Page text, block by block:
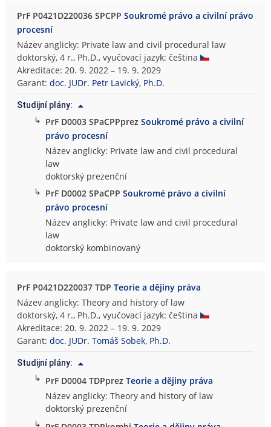
PrF P0421D220036 SPCPPSoukromé právo a civilní právo
procesní
Název anglicky: Private law and civil procedural law
doktorský, 4 r., Ph.D., vyučovací jazyk: čeština
Akreditace: 20. 9. 2022 – 19. 9. 2029
Garant:doc. JUDr. Petr Lavický, Ph.D.
Studijní plány:
↳ PrF D0003 SPaCPPprezSoukromé právo a civilní
právo procesní
Název anglicky: Private law and civil procedural
law
doktorský prezenční
↳ PrF D0002 SPaCPPSoukromé právo a civilní
právo procesní
Název anglicky: Private law and civil procedural
law
doktorský kombinovaný
PrF P0421D220037 TDPTeorie a dějiny práva
Název anglicky: Theory and history of law
doktorský, 4 r., Ph.D., vyučovací jazyk: čeština
Akreditace: 20. 9. 2022 – 19. 9. 2029
Garant:doc. JUDr. Tomáš Sobek, Ph.D.
Studijní plány:
↳ PrF D0004 TDPprezTeorie a dějiny práva
Název anglicky: Theory and history of law
doktorský prezenční
↳